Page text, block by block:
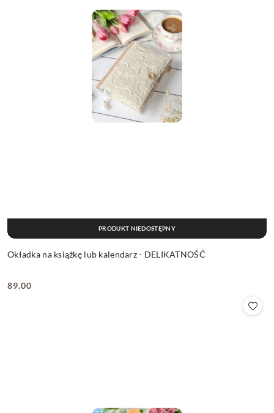
Okładka na książkę lub kalendarz - DELIKATNOŚĆ
Cena:
89.00
PRODUKT NIEDOSTĘPNY